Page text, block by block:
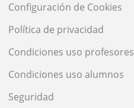
Configuración de Cookies
Política de privacidad
Condiciones uso profesores
Condiciones uso alumnos
Seguridad